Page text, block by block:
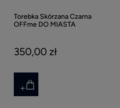
Torebka Skórzana Czarna
OFFme DO MIASTA
350,00 zł